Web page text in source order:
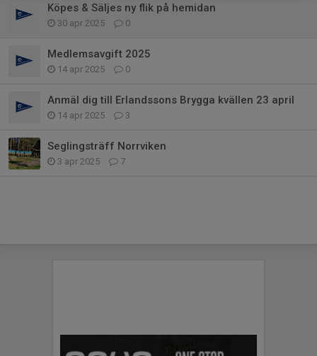
Köpes & Säljes ny flik på hemidan
30 apr 2025 0
Medlemsavgift 2025
14 apr 2025 0
Anmäl dig till Erlandssons Brygga kvällen 23 april
14 apr 2025 3
Seglingsträff Norrviken
3 apr 2025 7